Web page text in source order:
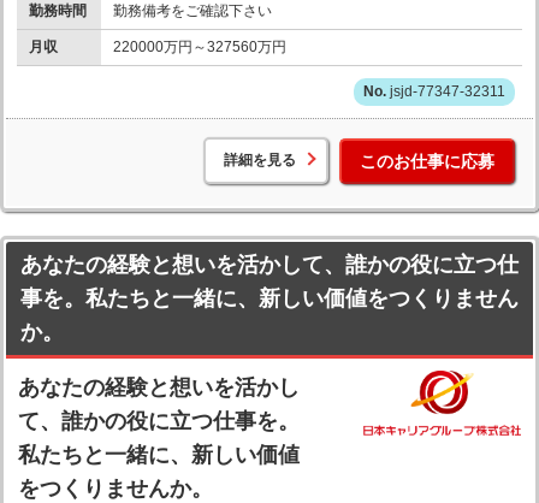
勤務時間 勤務備考をご確認下さい
月収 220000万円～327560万円
jsjd-77347-32311
詳細を見る このお仕事に応募
あなたの経験と想いを活かして、誰かの役に立つ仕
事を。私たちと一緒に、新しい価値をつくりません
か。
あなたの経験と想いを活かし
て、誰かの役に立つ仕事を。
私たちと一緒に、新しい価値
をつくりませんか。